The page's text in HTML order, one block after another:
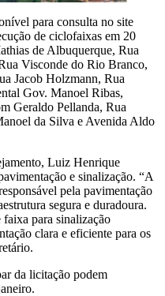
para consulta no site
de ciclofaixas em 20
de Albuquerque, Rua
Visconde do Rio Branco,
Jacob Holzmann, Rua
Gov. Manoel Ribas,
Geraldo Pellanda, Rua
da Silva e Avenida Aldo
Luiz Henrique
e sinalização. “A
pela pavimentação
segura e duradoura.
para sinalização
clara e eficiente para os
da licitação podem